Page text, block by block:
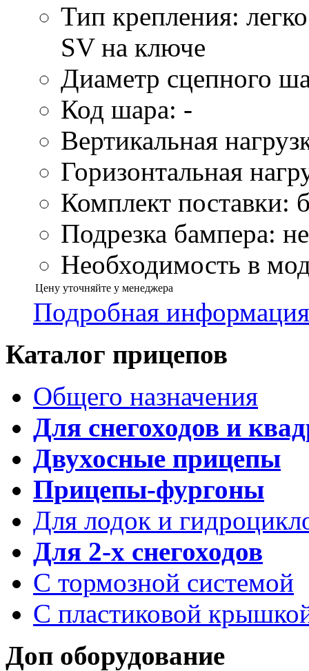
Тип крепления:
SV на ключе
Диаметр сцепного
Код шара: -
Вертикальная
Горизонтальная
Комплект поставки:
Подрезка бампера:
Необходимость в
Цену уточняйте у менеджера
Подробная информация
Каталог прицепов
Общего назначения
Для снегоходов и
Двухосные прицепы
Прицепы-фургоны
Для лодок и
Для 2-х снегоходов
С тормозной системой
С пластиковой
Доп оборудование